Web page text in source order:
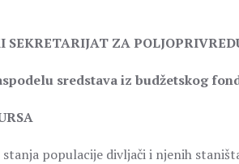
SEKRETARIJAT ZA
sredstava iz budžetskog
stanja populacije divljači i njenih